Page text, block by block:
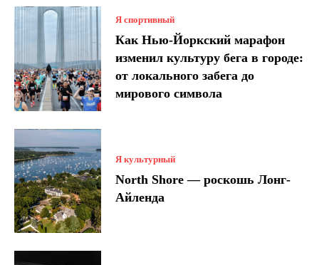
Я спортивный
Как Нью-Йоркский марафон
изменил культуру бега в городе:
от локального забега до
мирового символа
Я культурный
North Shore — роскошь Лонг-
Айленда